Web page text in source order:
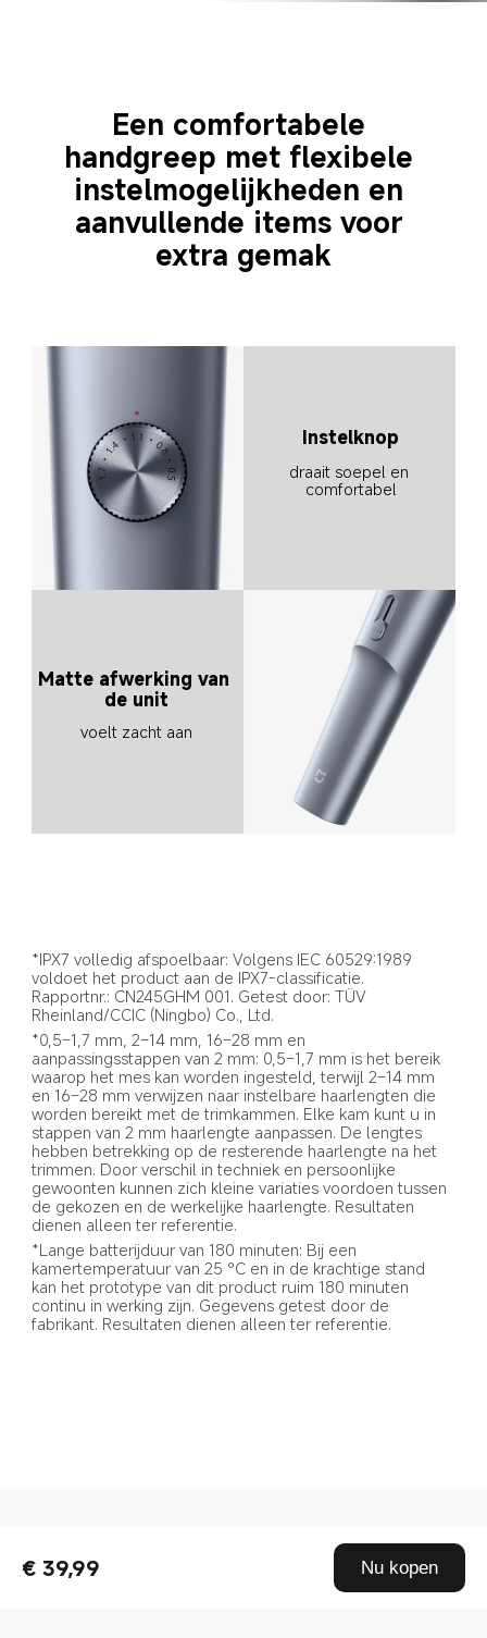
€ 39,99 Nu kopen
Een comfortabele
handgreep met flexibele
instelmogelijkheden en
aanvullende items voor
extra gemak
Instelknop
draait soepel en
comfortabel
Matte afwerking van
de unit
voelt zacht aan
*IPX7 volledig afspoelbaar: Volgens IEC 60529:1989
voldoet het product aan de IPX7-classificatie.
Rapportnr.: CN245GHM 001. Getest door: TÜV
Rheinland/CCIC (Ningbo) Co., Ltd.
*0,5–1,7 mm, 2–14 mm, 16–28 mm en
aanpassingsstappen van 2 mm: 0,5–1,7 mm is het bereik
waarop het mes kan worden ingesteld, terwijl 2–14 mm
en 16–28 mm verwijzen naar instelbare haarlengten die
worden bereikt met de trimkammen. Elke kam kunt u in
stappen van 2 mm haarlengte aanpassen. De lengtes
hebben betrekking op de resterende haarlengte na het
trimmen. Door verschil in techniek en persoonlijke
gewoonten kunnen zich kleine variaties voordoen tussen
de gekozen en de werkelijke haarlengte. Resultaten
dienen alleen ter referentie.
*Lange batterijduur van 180 minuten: Bij een
kamertemperatuur van 25 °C en in de krachtige stand
kan het prototype van dit product ruim 180 minuten
continu in werking zijn. Gegevens getest door de
fabrikant. Resultaten dienen alleen ter referentie.